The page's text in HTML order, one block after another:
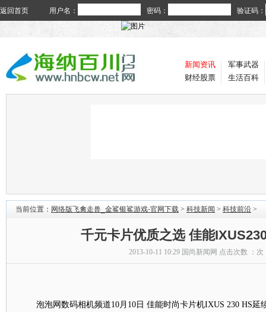
返回首页 用户名： 密码： 验证码：
新闻资讯
财经股票
军事武器
生活百科
当前位置： 网络版飞禽走兽_金鲨银鲨游戏-官网下载 > 科技新闻 > 科技前沿 >
千元卡片优质之选 佳能
2013-10-11 10:29 国尚新闻网 点击次数 ： 次
泡泡网数码相机频道10月10日 佳能时尚卡片机IXUS 230 HS延